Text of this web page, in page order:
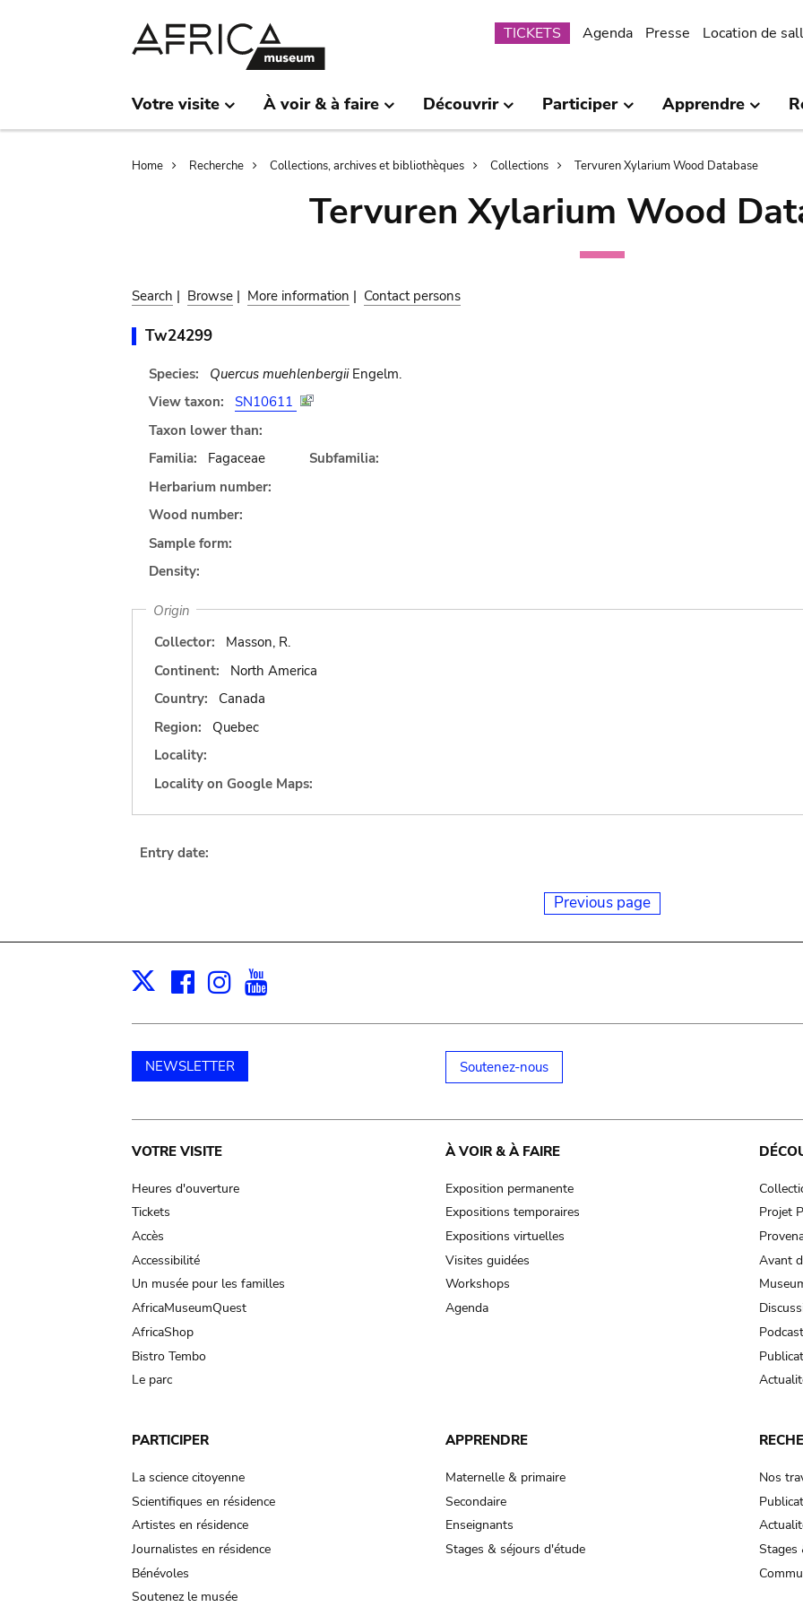
Submenu
TICKETS Agenda Presse Location de
Votre visite À voir & à faire Découvrir Participer Apprendre
Breadcrumb
Home Recherche Collections, archives et bibliothèques Collections Tervuren Xylarium Wood Database
Tervuren Xylarium Wood
Search | Browse | More information | Contact persons
Tw24299
Species: Quercus muehlenbergiiEngelm.
View taxon:
SN10611
Taxon lower than:
Familia:
Fagaceae
Subfamilia:
Herbarium number:
Wood number:
Sample form:
Density:
Origin
Collector:
Masson, R.
Continent:
North America
Country:
Canada
Region:
Quebec
Locality:
Locality on Google Maps:
Entry date:
Previous page
X Facebook
Instagram
NEWSLETTER Soutenez-nous
Main
navigation
VOTRE VISITE
Heures d'ouverture
Tickets
Accès
Accessibilité
Un musée pour les familles
AfricaMuseumQuest
AfricaShop
Bistro Tembo
Le parc
À VOIR & À FAIRE
Exposition permanente
Expositions temporaires
Expositions virtuelles
Visites guidées
Workshops
Agenda
Projet
Avant
PARTICIPER
La science citoyenne
Scientifiques en résidence
Artistes en résidence
Journalistes en résidence
Bénévoles
Soutenez le musée
APPRENDRE
Maternelle & primaire
Secondaire
Enseignants
Stages & séjours d'étude
Nos
Stages